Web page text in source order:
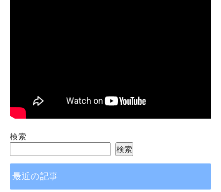
検索
検索
最近の記事